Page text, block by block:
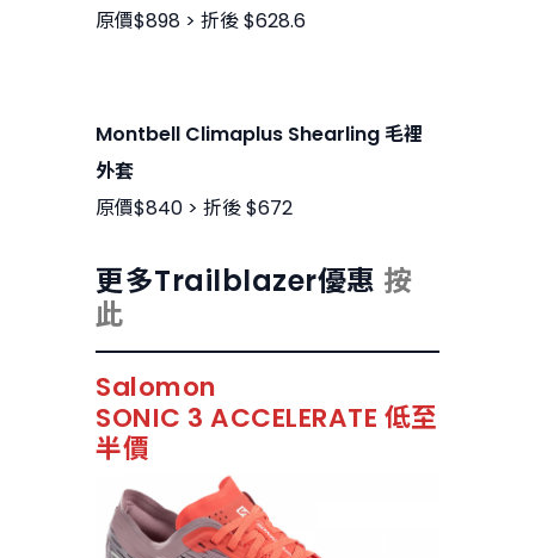
原價$898 > 折後 $628.6
Montbell Climaplus Shearling 毛裡
外套
原價$840 > 折後 $672
更多Trailblazer優惠 按
此
Salomon
SONIC 3 ACCELERATE 低至
半價